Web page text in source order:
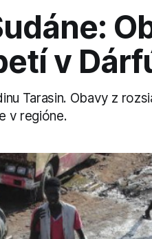
v
Tarasin. Obavy z
v regióne.